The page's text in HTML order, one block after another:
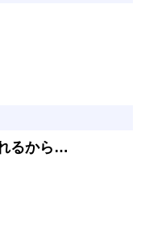
るから…